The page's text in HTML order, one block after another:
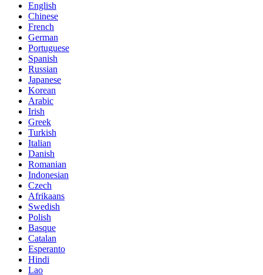
English
Chinese
French
German
Portuguese
Spanish
Russian
Japanese
Korean
Arabic
Irish
Greek
Turkish
Italian
Danish
Romanian
Indonesian
Czech
Afrikaans
Swedish
Polish
Basque
Catalan
Esperanto
Hindi
Lao